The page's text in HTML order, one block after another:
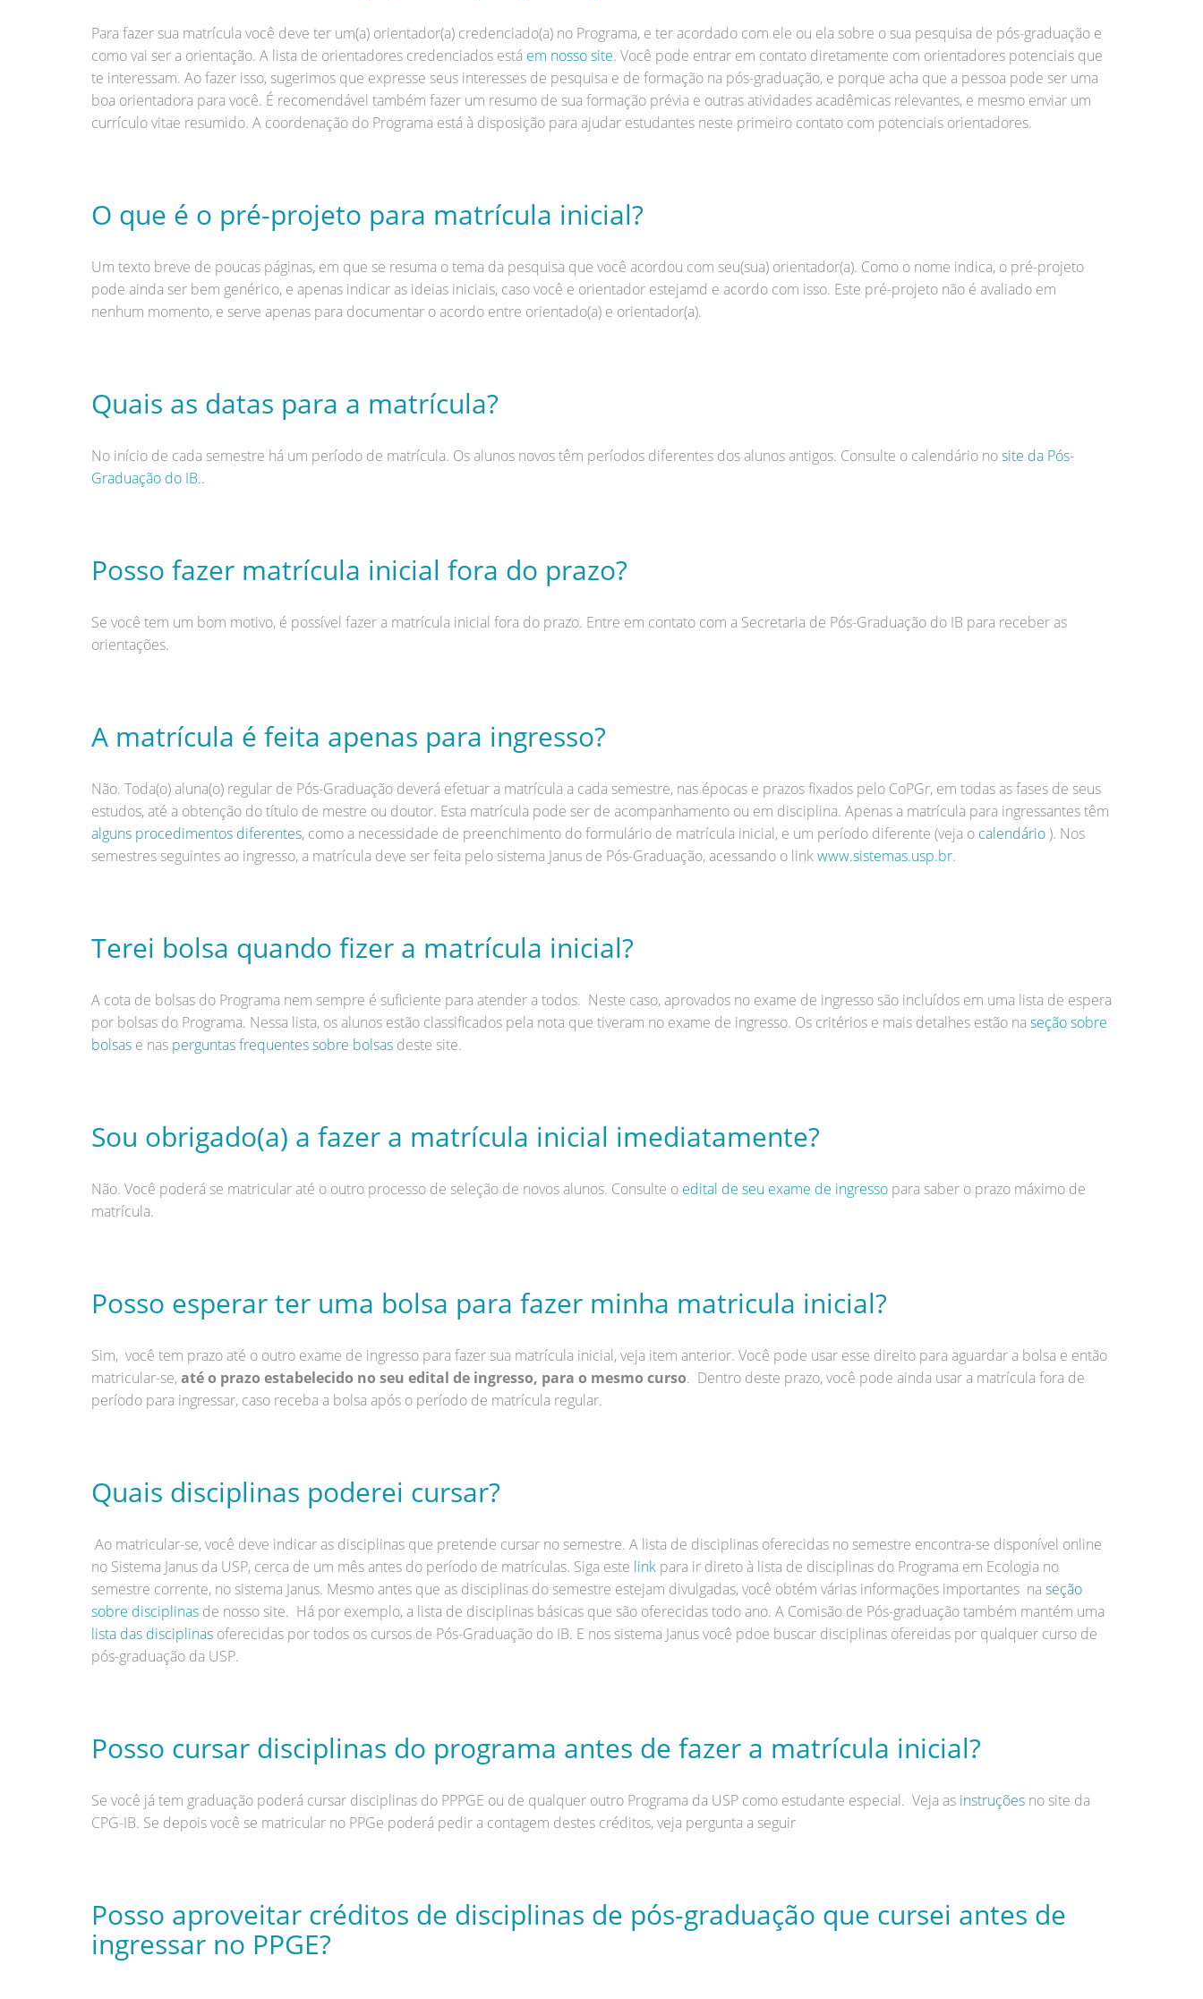
Para fazer sua matrícula você deve ter um(a) orientador(a) credenciado(a) no Programa, e ter acordado com ele ou ela sobre o sua pesquisa de pós-graduação e
como vai ser a orientação. A lista de orientadores credenciados está em nosso site. Você pode entrar em contato diretamente com orientadores potenciais que
te interessam. Ao fazer isso, sugerimos que expresse seus interesses de pesquisa e de formação na pós-graduação, e porque acha que a pessoa pode ser uma
boa orientadora para você. É recomendável também fazer um resumo de sua formação prévia e outras atividades acadêmicas relevantes, e mesmo enviar um
currículo vitae resumido. A coordenação do Programa está à disposição para ajudar estudantes neste primeiro contato com potenciais orientadores.
O que é o pré-projeto para matrícula inicial?
Um texto breve de poucas páginas, em que se resuma o tema da pesquisa que você acordou com seu(sua) orientador(a). Como o nome indica, o pré-projeto
pode ainda ser bem genérico, e apenas indicar as ideias iniciais, caso você e orientador estejamd e acordo com isso. Este pré-projeto não é avaliado em
nenhum momento, e serve apenas para documentar o acordo entre orientado(a) e orientador(a).
Quais as datas para a matrícula?
No início de cada semestre há um período de matrícula. Os alunos novos têm períodos diferentes dos alunos antigos. Consulte o calendário nosite da Pós-
Graduação do IB..
Posso fazer matrícula inicial fora do prazo?
Se você tem um bom motivo, é possível fazer a matrícula inicial fora do prazo. Entre em contato com a Secretaria de Pós-Graduação do IB para receber as
orientações.
A matrícula é feita apenas para ingresso?
Não. Toda(o) aluna(o) regular de Pós-Graduação deverá efetuar a matrícula a cada semestre, nas épocas e prazos fixados pelo CoPGr, em todas as fases de seus
estudos, até a obtenção do título de mestre ou doutor. Esta matrícula pode ser de acompanhamento ou em disciplina. Apenas a matrícula para ingressantes têm
alguns procedimentos diferentes, como a necessidade de preenchimento do formulário de matrícula inicial, e um período diferente (veja o calendário). Nos
semestres seguintes ao ingresso, a matrícula deve ser feita pelo sistema Janus de Pós-Graduação, acessando o linkwww.sistemas.usp.br.
Terei bolsa quando fizer a matrícula inicial?
A cota de bolsas do Programa nem sempre é suficiente para atender a todos. Neste caso, aprovados no exame de ingresso são incluídos em uma lista de espera
por bolsas do Programa. Nessa lista, os alunos estão classificados pela nota que tiveram no exame de ingresso. Os critérios e mais detalhes estão na seção sobre
bolsas e nas perguntas frequentes sobre bolsas deste site.
Sou obrigado(a) a fazer a matrícula inicial imediatamente?
Não. Você poderá se matricular até o outro processo de seleção de novos alunos. Consulte o edital de seu exame de ingresso para saber o prazo máximo de
matrícula.
Posso esperar ter uma bolsa para fazer minha matricula inicial?
Sim, você tem prazo até o outro exame de ingresso para fazer sua matrícula inicial, veja item anterior. Você pode usar esse direito para aguardar a bolsa e então
matricular-se,até o prazo estabelecido no seu edital de ingresso, para o mesmo curso. Dentro deste prazo, você pode ainda usar a matrícula fora de
período para ingressar, caso receba a bolsa após o período de matrícula regular.
Quais disciplinas poderei cursar?
Ao matricular-se, você deve indicar as disciplinas que pretende cursar no semestre. A lista de disciplinas oferecidas no semestre encontra-se disponível online
no Sistema Janus da USP, cerca de um mês antes do período de matrículas. Siga este link para ir direto à lista de disciplinas do Programa em Ecologia no
semestre corrente, no sistema Janus. Mesmo antes que as disciplinas do semestre estejam divulgadas, você obtém várias informações importantes na seção
sobre disciplinas de nosso site. Há por exemplo, a lista de disciplinas básicas que são oferecidas todo ano. A Comisão de Pós-graduação também mantém uma
lista das disciplinas oferecidas por todos os cursos de Pós-Graduação do IB. E nos sistema Janus você pdoe buscar disciplinas ofereidas por qualquer curso de
pós-graduação da USP.
Posso cursar disciplinas do programa antes de fazer a matrícula inicial?
Se você já tem graduação poderá cursar disciplinas do PPPGE ou de qualquer outro Programa da USP como estudante especial. Veja as instruções no site da
CPG-IB. Se depois você se matricular no PPGe poderá pedir a contagem destes créditos, veja pergunta a seguir
Posso aproveitar créditos de disciplinas de pós-graduação que cursei antes de
ingressar no PPGE?